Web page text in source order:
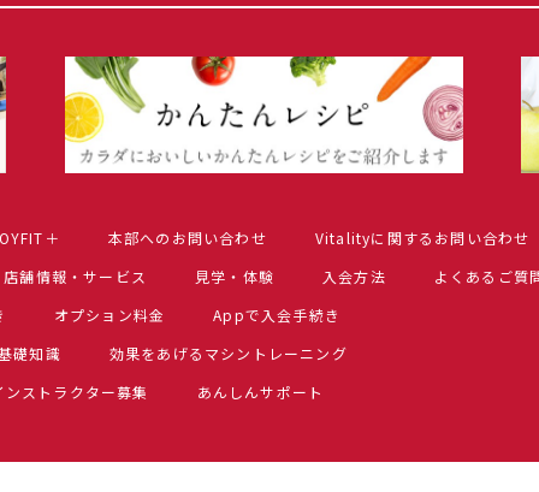
＋ 本部へのお問い合わせ
Vitalityに関するお問い合わせ
店舗情報・サービス
見学・体験 入会方法
よくあるご質
オプション料金
Appで入会手続き
礎知識
効果をあげるマシントレーニング
ストラクター募集
あんしんサポート